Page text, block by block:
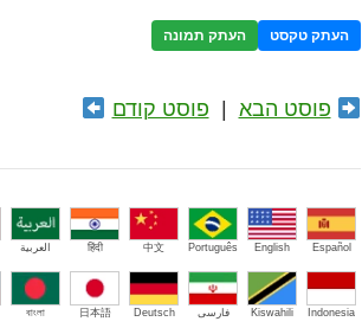
העתק טקסט העתק תמונה
פוסט הבא פוסט קודם
Español
English
Português
中文
हिंदी العربية
Indonesia
Kiswahili فارسی Deutsch
日本語
বাংলা